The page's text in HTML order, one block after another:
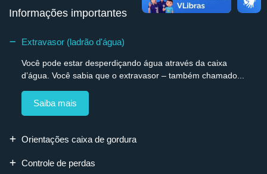
Informações importantes
Extravasor (ladrão d'água)
Você pode estar desperdiçando água através da caixa
d’água. Você sabia que o extravasor – também chamado...
Saiba mais
Orientações caixa de gordura
Controle de perdas